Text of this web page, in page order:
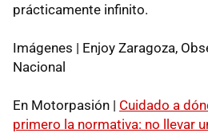
prácticamente infinito.
Imágenes | Enjoy Zaragoza,
Nacional
En Motorpasión | Cuidado a
primero la normativa: no llevar